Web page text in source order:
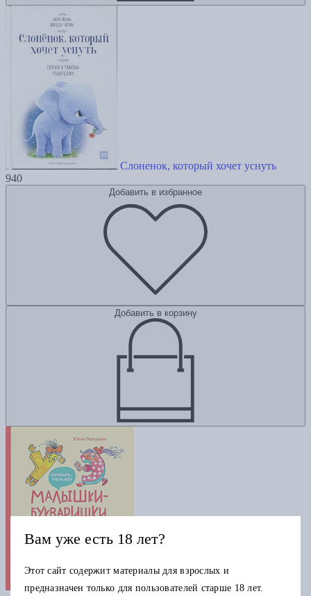
Слоненок, который хочет уснуть
940
Добавить в избранное
Добавить в корзину
Малышки-букваришки в детском
Вам уже есть 18 лет?
Этот сайт содержит материалы для взрослых и
предназначен только для пользователей старше 18 лет.